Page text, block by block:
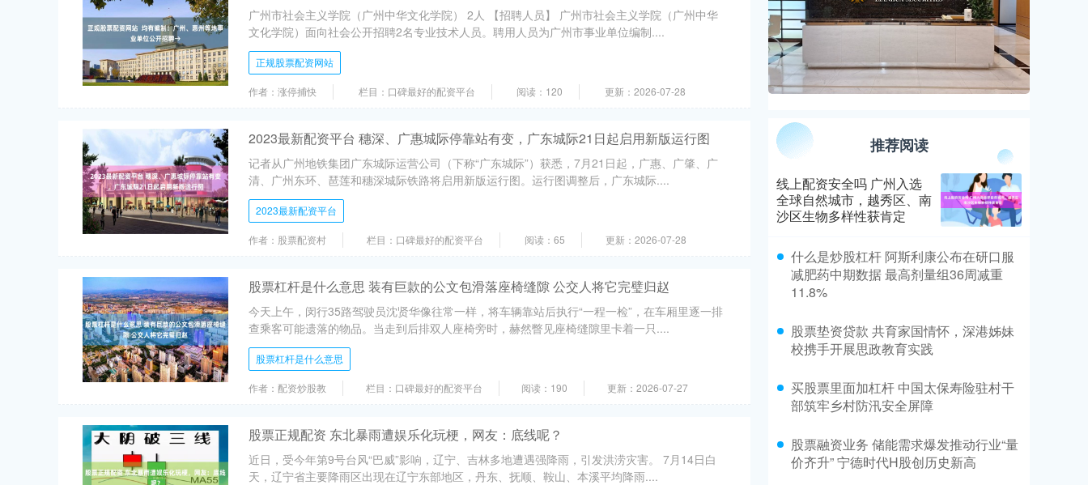
广州市社会主义学院（广州中华文化学院） 2人 【招聘人员】 广州市社会主义学院（广州中华
文化学院）面向社会公开招聘2名专业技术人员。聘用人员为广州市事业单位编制....
正规股票配资网站
作者：涨停捕快 栏目：口碑最好的配资平台 阅读：120 更新：2026-07-28
2023最新配资平台 穗深、广惠城际停靠站有变，广东城际21日起启用新版运行图
记者从广州地铁集团广东城际运营公司（下称“广东城际”）获悉，7月21日起，广惠、广肇、广
清、广州东环、琶莲和穗深城际铁路将启用新版运行图。运行图调整后，广东城际....
2023最新配资平台
作者：股票配资村 栏目：口碑最好的配资平台 阅读：65 更新：2026-07-28
股票杠杆是什么意思 装有巨款的公文包滑落座椅缝隙 公交人将它完璧归赵
今天上午，闵行35路驾驶员沈贤华像往常一样，将车辆靠站后执行“一程一检”，在车厢里逐一排
查乘客可能遗落的物品。当走到后排双人座椅旁时，赫然瞥见座椅缝隙里卡着一只....
股票杠杆是什么意思
作者：配资炒股教 栏目：口碑最好的配资平台 阅读：190 更新：2026-07-27
股票正规配资 东北暴雨遭娱乐化玩梗，网友：底线呢？
近日，受今年第9号台风“巴威”影响，辽宁、吉林多地遭遇强降雨，引发洪涝灾害。 7月14日白
天，辽宁省主要降雨区出现在辽宁东部地区，丹东、抚顺、鞍山、本溪平均降雨....
推荐阅读
线上配资安全吗 广州入选
全球自然城市，越秀区、南
沙区生物多样性获肯定
​什么是炒股杠杆 阿斯利康公布在研口服
减肥药中期数据 最高剂量组36周减重
11.8%
​股票垫资贷款 共育家国情怀，深港姊妹
校携手开展思政教育实践
​买股票里面加杠杆 中国太保寿险驻村干
部筑牢乡村防汛安全屏障
​股票融资业务 储能需求爆发推动行业“量
价齐升” 宁德时代H股创历史新高